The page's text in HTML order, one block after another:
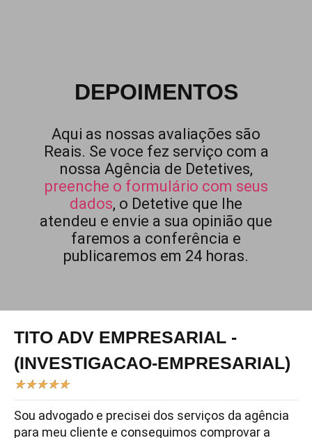
DEPOIMENTOS
Aqui as nossas avaliações são
Reais. Se voce fez serviço com a
nossa Agência de Detetives,
preenche o formulário com seus
dados, o Detetive que lhe
atendeu e envie a sua opinião que
faremos a conferência e
publicaremos em 24 horas.
TITO ADV EMPRESARIAL -
(INVESTIGACAO-EMPRESARIAL)
★★★★★
Sou advogado e precisei dos serviços da agência
para meu cliente e conseguimos comprovar a